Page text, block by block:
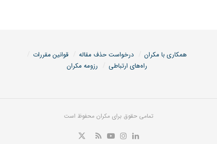
همکاری با مکران درخواست حذف مقاله
قوانین مقررات
راه‌های ارتباطی
رزومه مکران
تمامی حقوق برای مکران محفوظ است